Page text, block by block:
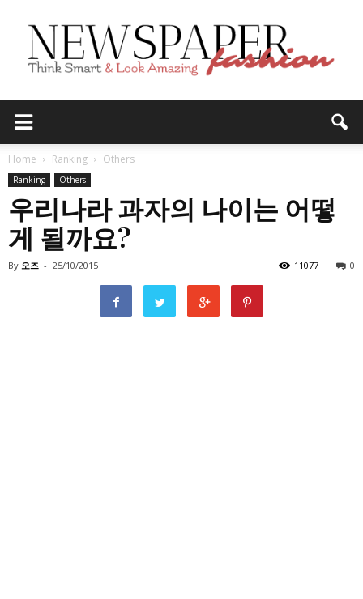
Home Ranking Others
Ranking Others
우리나라 과자의 나이는 어떻
게 될까요?
By 오즈 - 25/10/2015 0
11077